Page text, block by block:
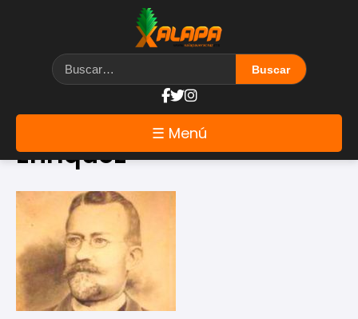
☰ Menú
Etiqueta: Juan de la Luz
Enríquez